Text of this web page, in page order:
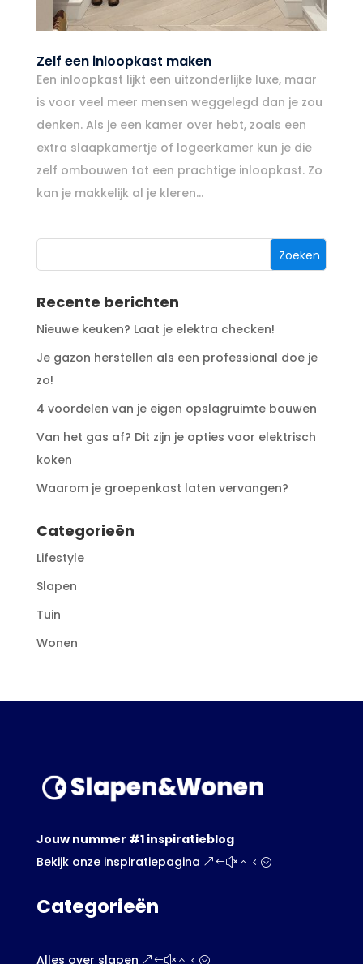
Zelf een inloopkast maken
Een inloopkast lijkt een uitzonderlijke luxe, maar
is voor veel meer mensen weggelegd dan je zou
denken. Als je een kamer over hebt, zoals een
extra slaapkamertje of logeerkamer kun je die
zelf ombouwen tot een prachtige inloopkast. Zo
kan je makkelijk al je kleren...
Recente berichten
Nieuwe keuken? Laat je elektra checken!
Je gazon herstellen als een professional doe je
zo!
4 voordelen van je eigen opslagruimte bouwen
Van het gas af? Dit zijn je opties voor elektrisch
koken
Waarom je groepenkast laten vervangen?
Categorieën
Lifestyle
Slapen
Tuin
Wonen
Jouw nummer #1 inspiratieblog
Bekijk onze inspiratiepagina
Categorieën
Alles over slapen